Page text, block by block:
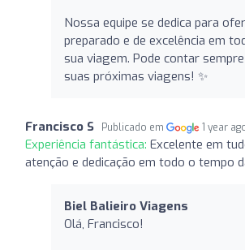
Nossa equipe se dedica para
preparado e de excelência em
sua viagem. Pode contar
suas próximas viagens! ✨
Francisco S Publicado em 1 year
Experiência fantástica: Excelente em
atenção e dedicação em todo o tempo
Biel Balieiro Viagens
Olá, Francisco!